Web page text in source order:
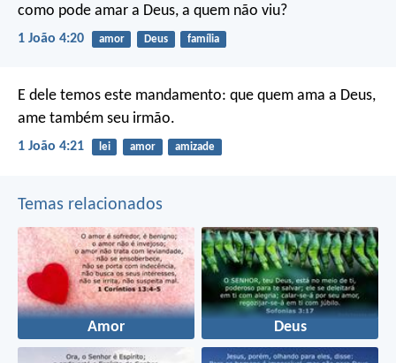
como pode amar a Deus, a quem não viu?
1 João 4:20 amor Deus família
E dele temos este mandamento: que quem ama a Deus,
ame também seu irmão.
1 João 4:21 lei amor amizade
Temas relacionados
Amor Deus